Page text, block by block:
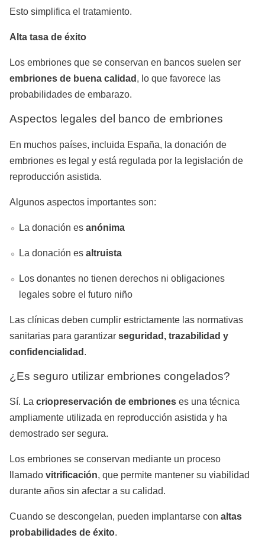
Esto simplifica el tratamiento.
Alta tasa de éxito
Los embriones que se conservan en bancos suelen ser
embriones de buena calidad , lo que favorece las
probabilidades de embarazo.
Aspectos legales del banco de embriones
En muchos países, incluida España, la donación de
embriones es legal y está regulada por la legislación de
reproducción asistida.
Algunos aspectos importantes son:
La donación es anónima
La donación es altruista
Los donantes no tienen derechos ni obligaciones
legales sobre el futuro niño
Las clínicas deben cumplir estrictamente las normativas
sanitarias para garantizar seguridad, trazabilidad y
confidencialidad .
¿Es seguro utilizar embriones congelados?
Sí. La criopreservación de embriones es una técnica
ampliamente utilizada en reproducción asistida y ha
demostrado ser segura.
Los embriones se conservan mediante un proceso
llamado vitrificación, que permite mantener su viabilidad
durante años sin afectar a su calidad.
Cuando se descongelan, pueden implantarse con altas
probabilidades de éxito.